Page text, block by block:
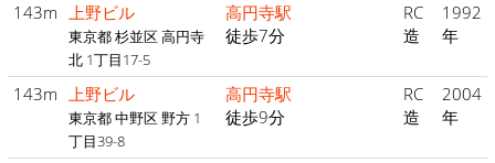
143m 上野ビル
東京都 杉並区 高円寺
北 1丁目17-5
高円寺駅
徒歩7分
RC
造
1992
年
143m 上野ビル
東京都 中野区 野方 1
丁目39-8
高円寺駅
徒歩9分
RC
造
2004
年